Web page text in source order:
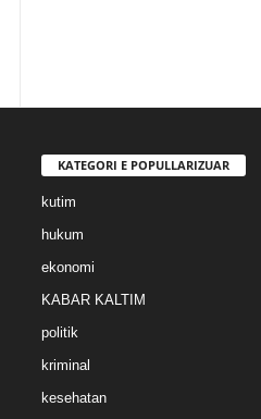
KATEGORI E POPULLARIZUAR
kutim
hukum
ekonomi
KABAR KALTIM
politik
kriminal
kesehatan